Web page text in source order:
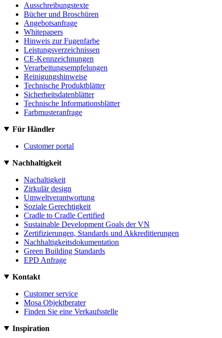
Ausschreibungstexte
Bücher und Broschüren
Angebotsanfrage
Whitepapers
Hinweis zur Fugenfarbe
Leistungsverzeichnissen
CE-Kennzeichnungen
Verarbeitungsempfelungen
Reinigungshinweise
Technische Produktblätter
Sicherheitsdatenblätter
Technische Informationsblätter
Farbmusteranfrage
Für Händler
Customer portal
Nachhaltigkeit
Nachaltigkeit
Zirkulär design
Umweltverantwortung
Soziale Gerechtigkeit
Cradle to Cradle Certified
Sustainable Development Goals der VN
Zertifizierungen, Standards und Akkreditierungen
Nachhaltigkeitsdokumentation
Green Building Standards
EPD Anfrage
Kontakt
Customer service
Mosa Objektberater
Finden Sie eine Verkaufsstelle
Inspiration